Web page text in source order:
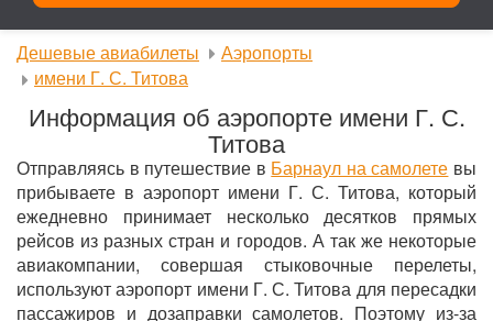
Дешевые авиабилеты
Аэропорты
имени Г. С. Титова
Информация об аэропорте имени Г. С.
Титова
Отправляясь в путешествие в Барнаул на самолете вы
прибываете в аэропорт имени Г. С. Титова, который
ежедневно принимает несколько десятков прямых
рейсов из разных стран и городов. А так же некоторые
авиакомпании, совершая стыковочные перелеты,
используют аэропорт имени Г. С. Титова для пересадки
пассажиров и дозаправки самолетов. Поэтому из-за